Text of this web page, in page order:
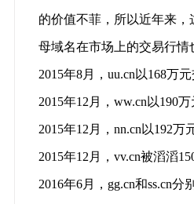
的价值不菲，所以近年来，
母域名在市场上的交易行情
2015年8月，uu.cn以168万
2015年12月，ww.cn以190
2015年12月，nn.cn以192万
2015年12月，vv.cn被滔滔
2016年6月，gg.cn和ss.cn分